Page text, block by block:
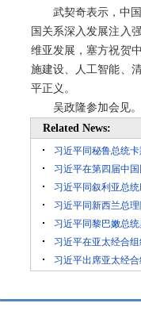
武契奇表示，中
国关系深入发展注入
维亚发展，塞方祝贺
施建设、人工智能、
平正义。
吴政隆参加会见。
Related News:
习近平同秘鲁总统
习近平在第四届中
习近平同叙利亚总
习近平同新西兰总
习近平同黎巴嫩总
习近平在亚太经合
习近平出席亚太经